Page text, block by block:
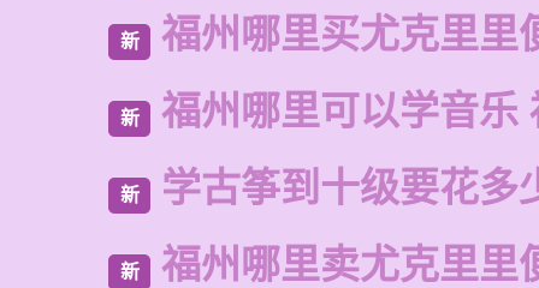
新 福州哪里买尤克里里
新 福州哪里可以学音乐
新 学古筝到十级要花多
新 福州哪里卖尤克里里